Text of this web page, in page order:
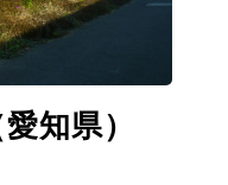
知県）